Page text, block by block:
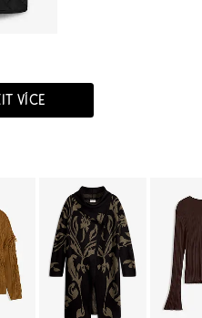
VÍCE